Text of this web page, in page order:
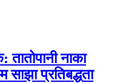
तातोपानी नाका
साझा प्रतिबद्धता